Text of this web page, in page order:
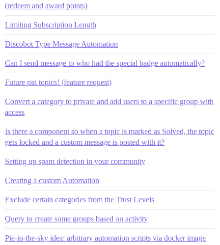
(redeem and award points)
Limiting Subscription Length
Discobot Type Message Automation
Can I send message to who had the special badge automatically?
Future pin topics! (feature request)
Convert a category to private and add users to a specific group with
access
Is there a component so when a topic is marked as Solved, the topic
gets locked and a custom message is posted with it?
Setting up spam detection in your community
Creating a custom Automation
Exclude certain categories from the Trust Levels
Query to create some groups based on activity
Pie-in-the-sky idea: arbitrary automation scripts via docker image